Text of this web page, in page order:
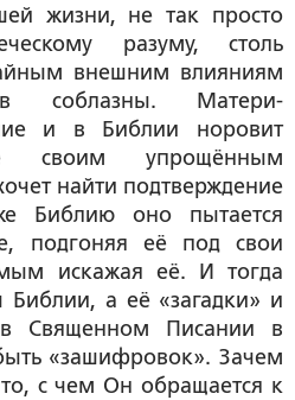
жизни, не так просто
разуму, столь
внешним влияниям
соблазны. Матери-
и в Библии норовит
своим упрощённым
найти подтверждение
Библию оно пытается
подгоняя её под свои
искажая её. И тогда
Библии, а её «загадки» и
Священном Писании в
«зашифровок». Зачем
с чем Он обращается к